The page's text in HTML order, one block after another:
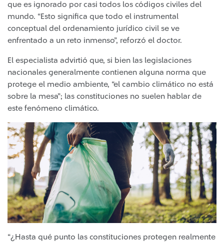
que es ignorado por casi todos los códigos civiles del
mundo. “Esto significa que todo el instrumental
conceptual del ordenamiento jurídico civil se ve
enfrentado a un reto inmenso”, reforzó el doctor.
El especialista advirtió que, si bien las legislaciones
nacionales generalmente contienen alguna norma que
protege el medio ambiente, “el cambio climático no está
sobre la mesa”; las constituciones no suelen hablar de
este fenómeno climático.
“¿Hasta qué punto las constituciones protegen realmente